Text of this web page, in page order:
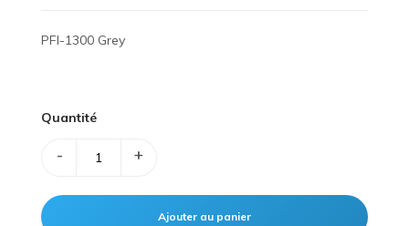
PFI-1300 Grey
Quantité
- +